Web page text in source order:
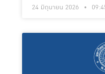
24 มิถุนายน 2026